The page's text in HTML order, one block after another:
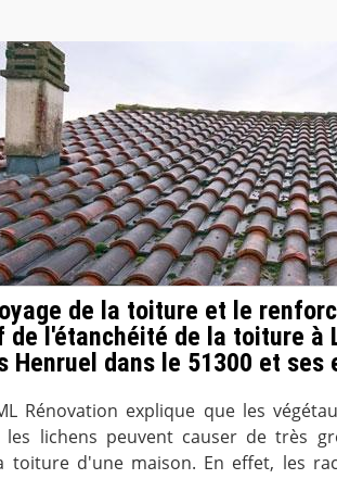
de la toiture et le
l'étanchéité de la toiture à
Henruel dans le 51300 et ses
Rénovation explique que les
les lichens peuvent causer de très
toiture d'une maison. En effet, les